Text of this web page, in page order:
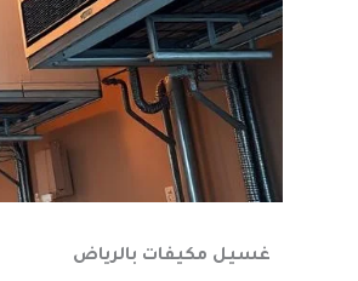
غسيل مكيفات بالرياض